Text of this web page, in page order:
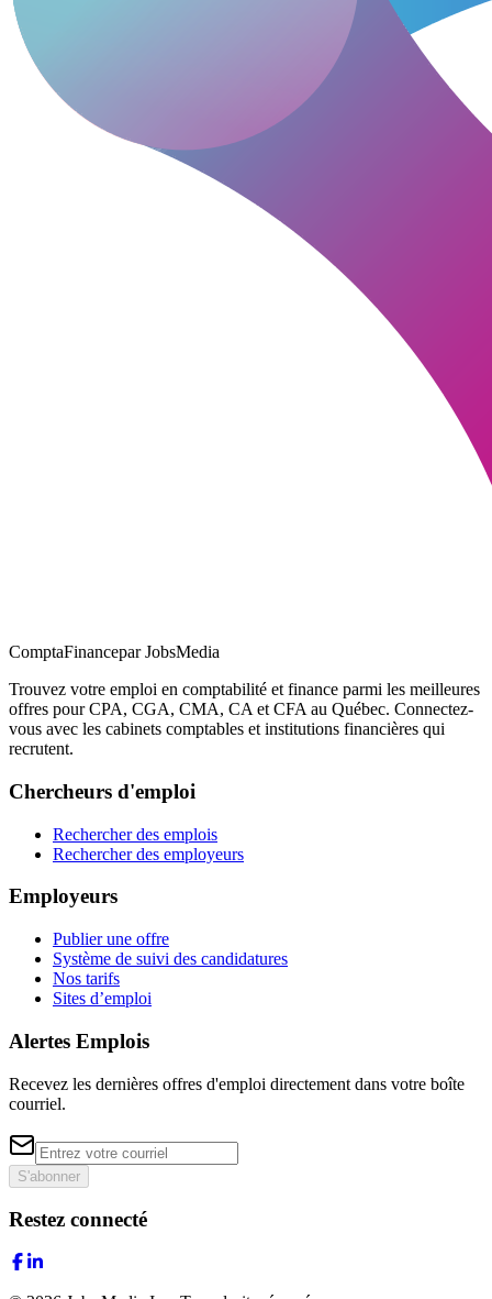
ComptaFinancepar JobsMedia
Trouvez votre emploi en comptabilité et finance parmi les meilleures
offres pour CPA, CGA, CMA, CA et CFA au Québec. Connectez-
vous avec les cabinets comptables et institutions financières qui
recrutent.
Chercheurs d'emploi
Rechercher des emplois
Rechercher des employeurs
Employeurs
Publier une offre
Système de suivi des candidatures
Nos tarifs
Sites d’emploi
Alertes Emplois
Recevez les dernières offres d'emploi directement dans votre boîte
courriel.
S'abonner
Restez connecté